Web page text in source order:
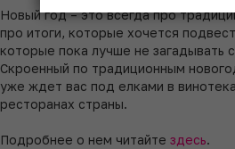
Новый год – это всегда про
про итоги, которые хочется
которые пока лучше не загадывать
Скроенный по традиционным
уже ждет вас под елками в
ресторанах страны.
Подробнее о нем читайте здесь.